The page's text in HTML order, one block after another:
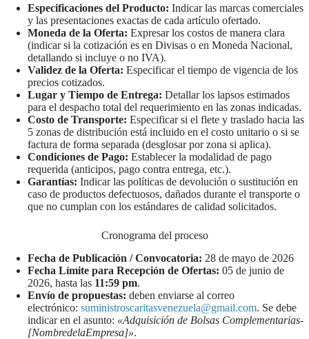
Especificaciones del Producto: Indicar las marcas comerciales
y las presentaciones exactas de cada artículo ofertado.
Moneda de la Oferta: Expresar los costos de manera clara
(indicar si la cotización es en Divisas o en Moneda Nacional,
detallando si incluye o no IVA).
Validez de la Oferta: Especificar el tiempo de vigencia de los
precios cotizados.
Lugar y Tiempo de Entrega: Detallar los lapsos estimados
para el despacho total del requerimiento en las zonas indicadas.
Costo de Transporte: Especificar si el flete y traslado hacia las
5 zonas de distribución está incluido en el costo unitario o si se
factura de forma separada (desglosar por zona si aplica).
Condiciones de Pago: Establecer la modalidad de pago
requerida (anticipos, pago contra entrega, etc.).
Garantías: Indicar las políticas de devolución o sustitución en
caso de productos defectuosos, dañados durante el transporte o
que no cumplan con los estándares de calidad solicitados.
Cronograma del proceso
Fecha de Publicación / Convocatoria: 28 de mayo de 2026
Fecha Límite para Recepción de Ofertas: 05 de junio de
2026, hasta las 11:59 pm.
Envío de propuestas: deben enviarse al correo
electrónico: suministroscaritasvenezuela@gmail.com. Se debe
indicar en el asunto: «Adquisición de Bolsas Complementarias-
[NombredelaEmpresa]».